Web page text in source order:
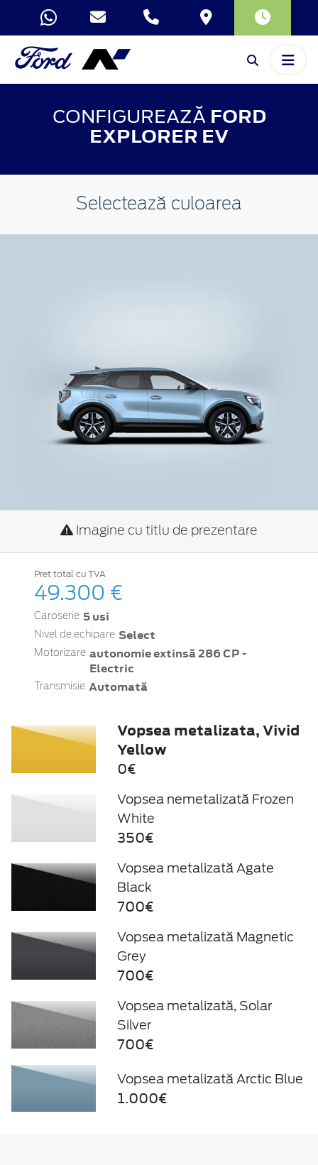
CONFIGUREAZĂ FORD
EXPLORER EV
Selectează culoarea
Imagine cu titlu de prezentare
Pret total cu TVA
49.300 €
Caroserie 5 usi
Nivel de echipare Select
Motorizare autonomie extinsă 286 CP -
Electric
Transmisie Automată
Vopsea metalizata, Vivid
Yellow
0€
Vopsea nemetalizată Frozen
White
350€
Vopsea metalizată Agate
Black
700€
Vopsea metalizată Magnetic
Grey
700€
Vopsea metalizată, Solar
Silver
700€
Vopsea metalizată Arctic Blue
1.000€